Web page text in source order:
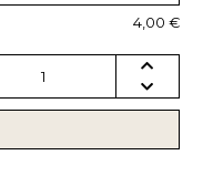
4,00 €
1